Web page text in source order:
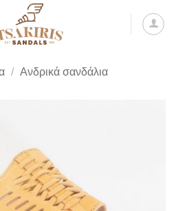
/ Ανδρικά σανδάλια